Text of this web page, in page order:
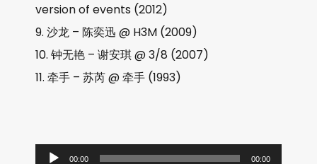
version of events (2012)
沙龙 – 陈奕迅 @ H3M (2009)
钟无艳 – 谢安琪 @ 3/8 (2007)
牵手 – 苏芮 @ 牵手 (1993)
00:00 00:00